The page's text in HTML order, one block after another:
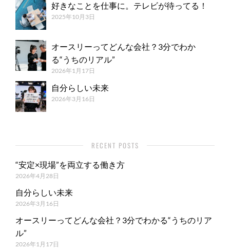
好きなことを仕事に。テレビが待ってる！
2025年10月3日
オースリーってどんな会社？3分でわか
る“うちのリアル”
2026年1月17日
自分らしい未来
2026年3月16日
RECENT POSTS
“安定×現場”を両立する働き方
2026年4月28日
自分らしい未来
2026年3月16日
オースリーってどんな会社？3分でわかる“うちのリア
ル”
2026年1月17日